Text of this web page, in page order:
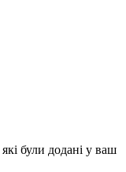
які були додані у ваш